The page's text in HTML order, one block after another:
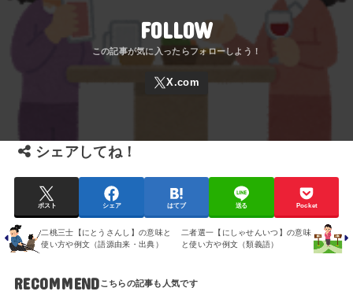
FOLLOW
シェアしてね！
ポスト シェア はてブ 送る Pocket
二桃三士【にとうさんし】の意味と
使い方や例文（語源由来・出典）
二者選一【にしゃせんいつ】の意味
と使い方や例文（類義語）
RECOMMEND